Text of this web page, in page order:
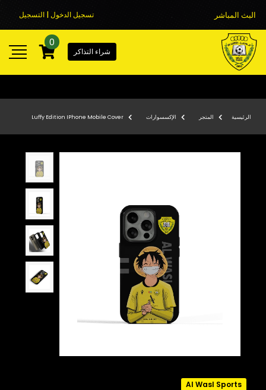
البث المباشر تسجيل الدخول | التسجيل
شراء التذاكر
0
الرئيسية المتجر الإكسسوارات Luffy Edition IPhone Mobile Cover
Al Wasl Sports